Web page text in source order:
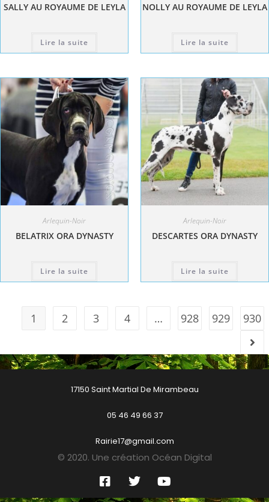
SALLY AU ROYAUME DE LEYLA
Lire la suite
NOLLY AU ROYAUME DE LEYLA
Lire la suite
Arlequin-Noir
BELATRIX ORA DYNASTY
Lire la suite
Arlequin-Noir
DESCARTES ORA DYNASTY
Lire la suite
1 2 3 4 … 928 929 930
17150 Saint Martial De Mirambeau
05 46 49 66 37
Rairie17@gmail.com
© 2020. Une création Océan Digital